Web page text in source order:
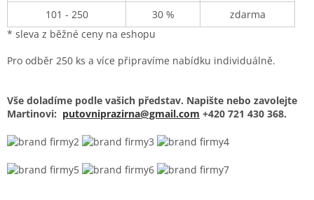
101 - 250
30 %
zdarma
* sleva z běžné ceny na eshopu
Pro odběr 250 ks a více připravíme nabídku individuálně.
Vše doladíme podle vašich představ. Napište nebo zavolejte
Martinovi: putovniprazirna@gmail.com +420 721 430 368.